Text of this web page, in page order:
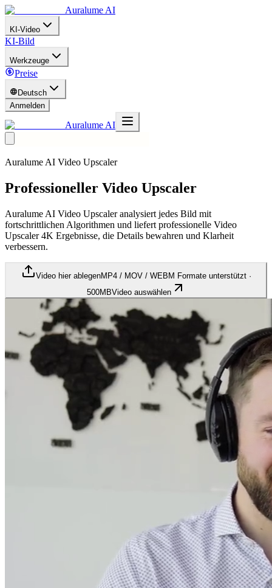
Auralume AI
KI-Video
KI-Bild
Werkzeuge
Preise
Deutsch
Anmelden
Auralume AI
Auralume AI Video Upscaler
Professioneller Video Upscaler
Auralume AI Video Upscaler analysiert jedes Bild mit
fortschrittlichen Algorithmen und liefert professionelle Video
Upscaler 4K Ergebnisse, die Details bewahren und Klarheit
verbessern.
Video hier ablegenMP4 / MOV / WEBM Formate unterstützt·
500MBVideo auswählen